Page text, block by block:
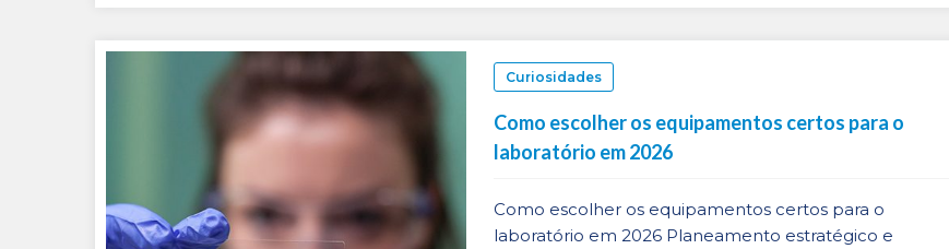
Curiosidades
Como escolher os equipamentos certos para o
laboratório em 2026
Como escolher os equipamentos certos para o
laboratório em 2026 Planeamento estratégico e